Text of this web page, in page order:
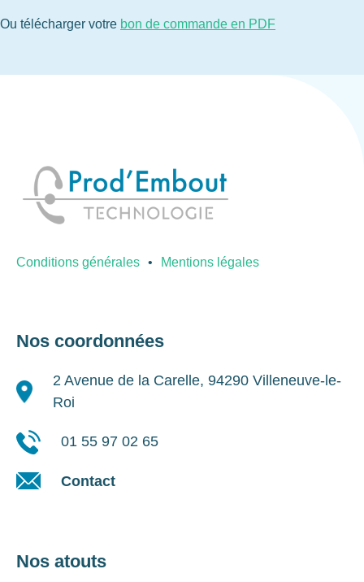
Ou télécharger votre bon de commande en PDF
Conditions générales Mentions légales
Nos coordonnées
2 Avenue de la Carelle, 94290 Villeneuve-le-
Roi
01 55 97 02 65
Contact
Nos atouts